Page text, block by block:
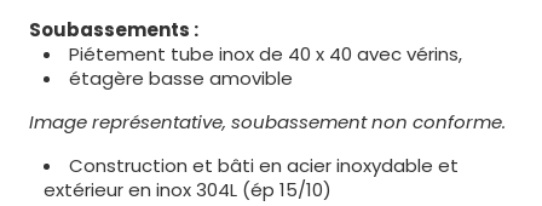
Soubassements :
Piétement tube inox de 40 x 40 avec vérins,
étagère basse amovible
Image représentative, soubassement non conforme.
Construction et bâti en acier inoxydable et
extérieur en inox 304L (ép 15/10)